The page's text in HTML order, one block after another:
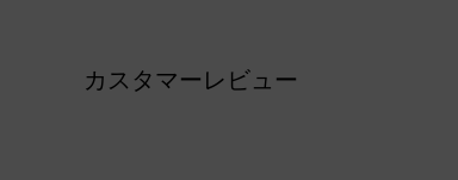
カスタマーレビュー